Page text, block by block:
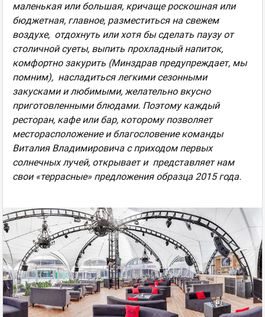
маленькая или большая, кричаще роскошная или
бюджетная, главное, разместиться на свежем
воздухе, отдохнуть или хотя бы сделать паузу от
столичной суеты, выпить прохладный напиток,
комфортно закурить (Минздрав предупреждает, мы
помним), насладиться легкими сезонными
закусками и любимыми, желательно вкусно
приготовленными блюдами. Поэтому каждый
ресторан, кафе или бар, которому позволяет
месторасположение и благословение команды
Виталия Владимировича с приходом первых
солнечных лучей, открывает и представляет нам
свои «террасные» предложения образца 2015 года.